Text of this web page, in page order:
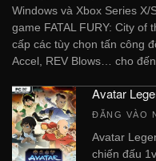
Windows và Xbox Series
game FATAL FURY: City of
cấp các tùy chọn tấn công
Accel, REV Blows… cho đến
Avatar
ĐĂNG VÀO
Avatar
chiến đấu